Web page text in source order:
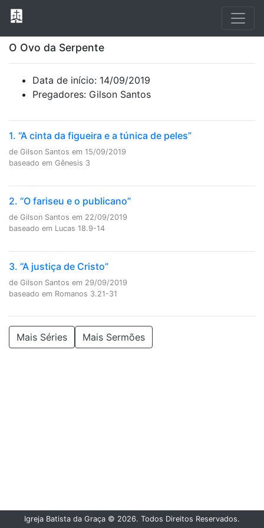
O Ovo da Serpente
Data de início: 14/09/2019
Pregadores: Gilson Santos
1. “A cinta da figueira e a túnica de peles”
de Gilson Santos em 15/09/2019
baseado em Gênesis 3
2. “O fariseu e o publicano”
de Gilson Santos em 22/09/2019
baseado em Lucas 18.9-14
3. “A justiça de Cristo”
de Gilson Santos em 29/09/2019
baseado em Romanos 3.21-31
Mais Séries Mais Sermões
Igreja Batista da Graça © 2026. Todos Direitos Reservados.